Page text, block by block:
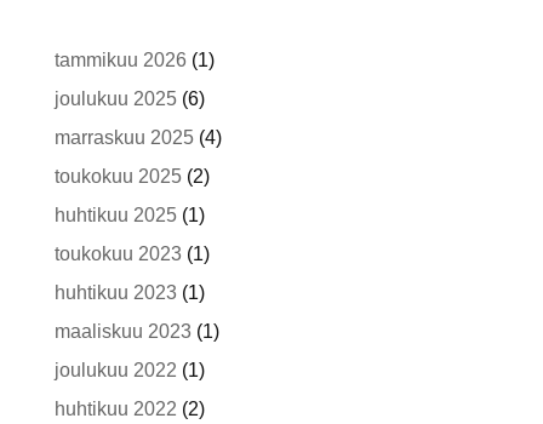
tammikuu 2026 (1)
joulukuu 2025(6)
marraskuu 2025(4)
toukokuu 2025(2)
huhtikuu 2025(1)
toukokuu 2023(1)
huhtikuu 2023(1)
maaliskuu 2023(1)
joulukuu 2022 (1)
huhtikuu 2022 (2)